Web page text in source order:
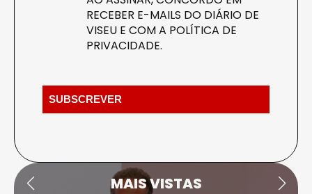
RECEBER E-MAILS DO DIÁRIO DE
VISEU E COM A POLÍTICA DE
PRIVACIDADE.
MAIS VISTAS